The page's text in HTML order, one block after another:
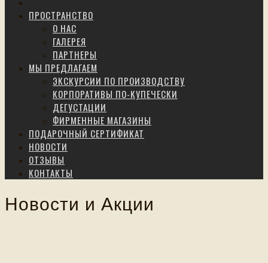
ПРОСТРАНСТВО
О НАС
ГАЛЕРЕЯ
ПАРТНЕРЫ
МЫ ПРЕДЛАГАЕМ
ЭКСКУРСИИ ПО ПРОИЗВОДСТВУ
КОРПОРАТИВЫ ПО-КУПЕЧЕСКИ
ДЕГУСТАЦИИ
ФИРМЕННЫЕ МАГАЗИНЫ
ПОДАРОЧНЫЙ СЕРТИФИКАТ
НОВОСТИ
ОТЗЫВЫ
КОНТАКТЫ
Новости и Акции